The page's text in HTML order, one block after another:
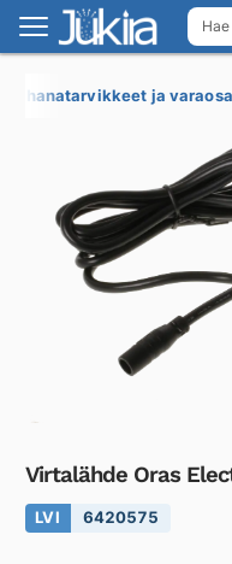
Siirry
navigointiin
Siirry
sisältöön
hanatarvikkeet ja
Virtalähde Oras
LVI 6420575